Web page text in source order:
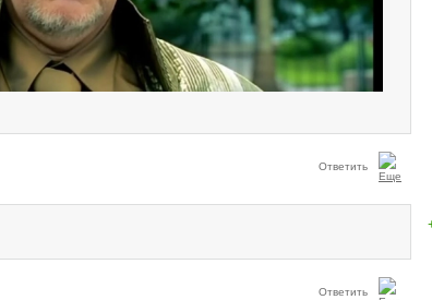
Ответить
Ответить